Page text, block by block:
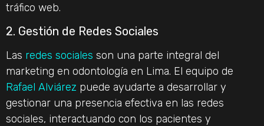
tráfico web.
2. Gestión de Redes Sociales
Las redes sociales son una parte integral del
marketing en odontología en Lima. El equipo de
Rafael Alviárez puede ayudarte a desarrollar y
gestionar una presencia efectiva en las redes
sociales, interactuando con los pacientes y